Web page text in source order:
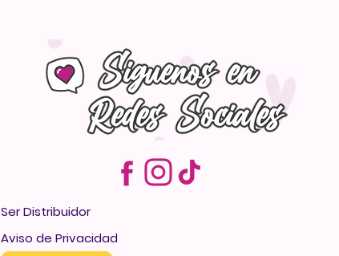
Aviso de Privacidad
Ser Distribuidor